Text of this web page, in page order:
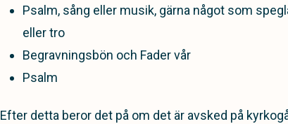
Psalm, sång eller musik, gärna något som
eller tro
Begravningsbön och Fader vår
Psalm
Efter detta beror det på om det är avsked på